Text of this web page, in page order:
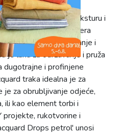
i elegantnim geo
nudi bogatu teksturu i
od 100% poliestera
otpornost na habanje i
je laka za održavanje i pruža
dugotrajne i profinjene
traka idealna je za
za obrubljivanje odjeće,
ili kao element torbi i
projekte, rukotvorine i
Drops petrol' unosi